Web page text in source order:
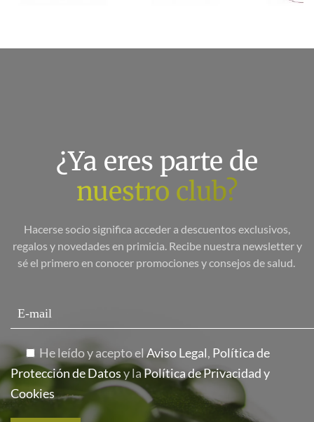
¿Ya eres parte de
nuestro club?
Hacerse socio significa acceder a descuentos exclusivos,
regalos y novedades en primicia. Recibe nuestra newsletter y
sé el primero en conocer promociones y consejos de salud.
He leído y acepto el Aviso Legal, Política de
Protección de Datosy laPolítica de Privacidad y
Cookies